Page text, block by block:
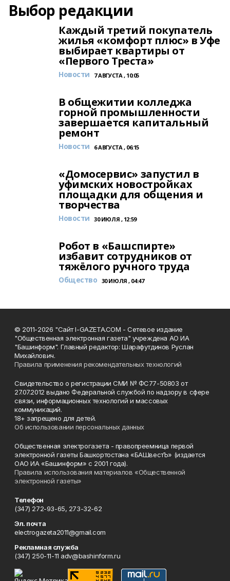
Выбор редакции
Каждый третий покупатель
жилья «комфорт плюс» в Уфе
выбирает квартиры от
«Первого Треста»
Новости 7 АВГУСТА , 10:05
В общежитии колледжа
горной промышленности
завершается капитальный
ремонт
Новости 6 АВГУСТА , 06:15
«Домосервис» запустил в
уфимских новостройках
площадки для общения и
творчества
Новости 30 ИЮЛЯ , 12:59
Робот в «Башспирте»
избавит сотрудников от
тяжёлого ручного труда
Общество 30 ИЮЛЯ , 04:47
© 2011-2026 "Сайт I-GAZETA.COM - Сетевое издание
"Общественная электронная газета" учреждена АО ИА
"Башинформ". Главный редактор: Шарафутдинов Руслан
Михайлович.
Правила применения рекомендательных технологий
Свидетельство о регистрации СМИ № ФС77-50803 от
27.07.2012 выдано Федеральной службой по надзору в сфере
связи, информационных технологий и массовых
коммуникаций.
18+ запрещено для детей.
Об использовании персональных данных
Общественная электрогазета - правопреемница первой
электронной газеты Башкортостана «БАШвестЪ» (издается
ОАО ИА «Башинформ» с 2001 года).
Правила использования материалов «Общественной
электронной газеты»
Телефон
(347) 272-93-65, 273-32-62
Эл. почта
electrogazeta2011@gmail.com
Рекламная служба
(347) 250-11-11 adv@bashinform.ru